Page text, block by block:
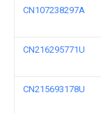
CN107238297A
CN216295771U
CN215693178U